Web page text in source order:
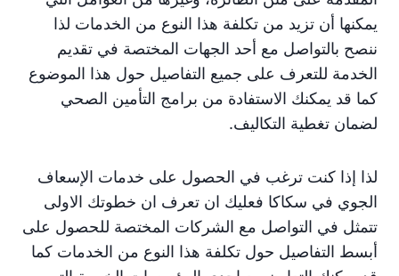
يمكنها أن تزيد من تكلفة هذا النوع من الخدمات لذا
ننصح بالتواصل مع أحد الجهات المختصة في تقديم
الخدمة للتعرف على جميع التفاصيل حول هذا الموضوع
كما قد يمكنك الاستفادة من برامج التأمين الصحي
لضمان تغطية التكاليف.
لذا إذا كنت ترغب في الحصول على خدمات الإسعاف
الجوي في سكاكا فعليك ان تعرف ان خطوتك الاولى
تتمثل في التواصل مع الشركات المختصة للحصول على
أبسط التفاصيل حول تكلفة هذا النوع من الخدمات كما